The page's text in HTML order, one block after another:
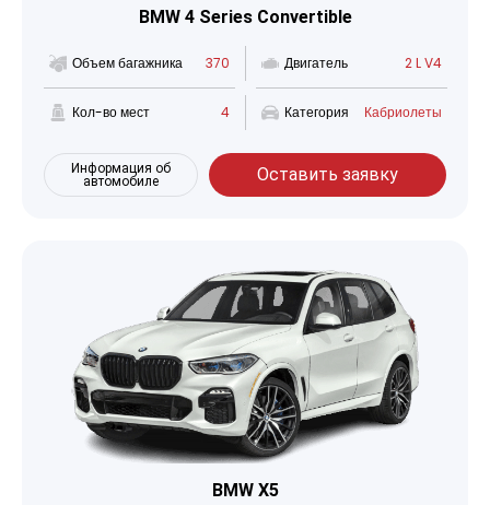
BMW 4 Series Convertible
Объем багажника 370 Двигатель 2 L V4
Кол-во мест 4 Категория Кабриолеты
Информация об
автомобиле
Оставить заявку
BMW X5